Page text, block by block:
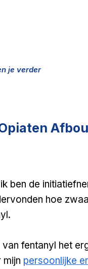
je verder
ben de
hoe
fentanyl het
mijn persoonlijke